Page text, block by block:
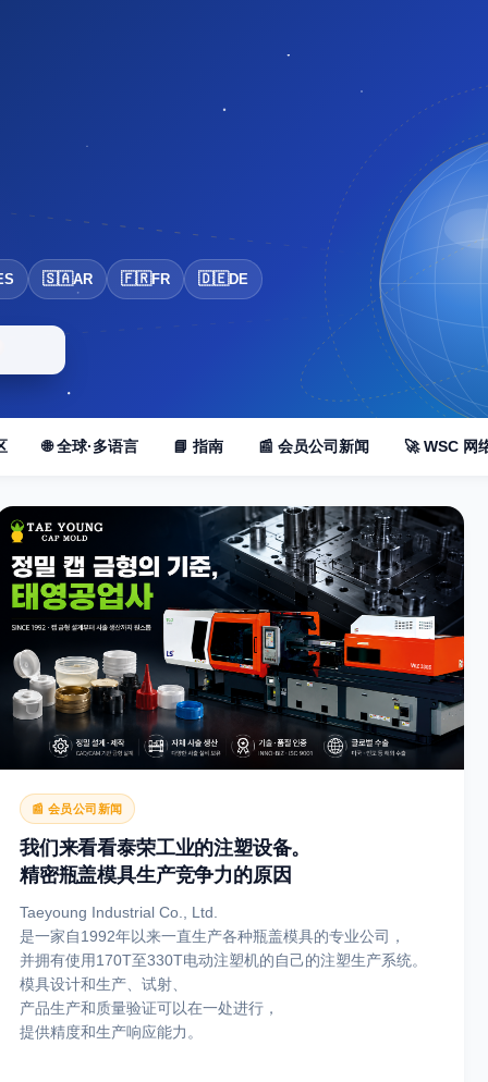
AI SEARCH · GLOBAL · WSC
🇸🇦AR 🇫🇷FR 🇩🇪DE
🌐 全球·多语言 📘 指南 📰 会员公司新闻 🚀 WSC 网
📰 会员公司新闻
我们来看看泰荣工业的注塑设备。
精密瓶盖模具生产竞争力的原因
Taeyoung Industrial Co., Ltd.
是一家自1992年以来一直生产各种瓶盖模具的专业公司，
并拥有使用170T至330T电动注塑机的自己的注塑生产系统。
模具设计和生产、试射、
产品生产和质量验证可以在一处进行，
提供精度和生产响应能力。